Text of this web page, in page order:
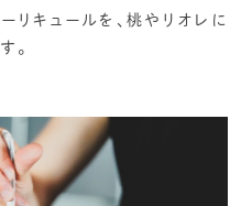
リキュールを、桃やリオレに
。